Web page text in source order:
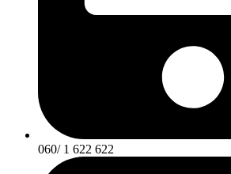
060/ 1 622 622